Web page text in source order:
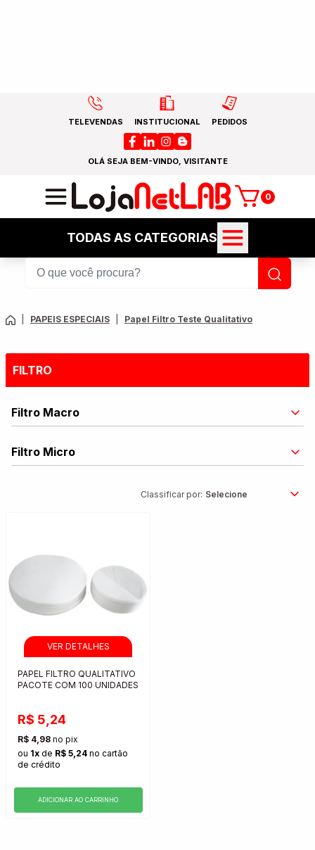
TELEVENDAS INSTITUCIONAL PEDIDOS
OLÁ SEJA BEM-VINDO, VISITANTE
0
TODAS AS CATEGORIAS
PAPEIS ESPECIAIS Papel Filtro Teste Qualitativo
FILTRO
Filtro Macro
Filtro Micro
Classificar por:
PAPEL FILTRO QUALITATIVO
PACOTE COM 100 UNIDADES
R$ 5,24
R$ 4,98 no pix
ou 1x de R$ 5,24 no cartão
de crédito
ADICIONAR AO CARRINHO